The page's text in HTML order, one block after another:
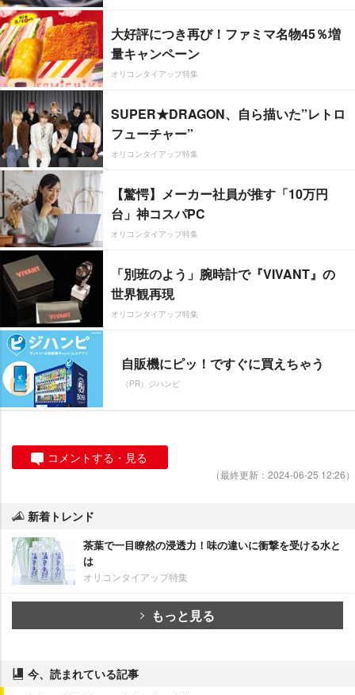
大好評につき再び！ファミマ名物45％増
量キャンペーン
オリコンタイアップ特集
SUPER★DRAGON、自ら描いた”レトロ
フューチャー”
オリコンタイアップ特集
【驚愕】メーカー社員が推す「10万円
台」神コスパPC
オリコンタイアップ特集
「別班のよう」腕時計で『VIVANT』の
世界観再現
オリコンタイアップ特集
自販機にピッ！ですぐに買えちゃう
（PR）ジハンピ
コメントする・見る
（最終更新：2024-06-25 12:26）
新着トレンド
茶葉で一目瞭然の浸透力！味の違いに衝撃を受ける水と
は
オリコンタイアップ特集
もっと見る
今、読まれている記事